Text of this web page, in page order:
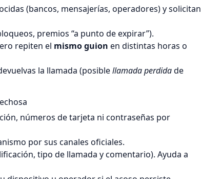
(bancos, mensajerías, operadores) y solicitan
premios “a punto de expirar”).
repiten el mismo guion en distintas horas o
la llamada (posiblellamada perdidade
números de tarjeta ni contraseñas por
por sus canales oficiales.
tipo de llamada y comentario). Ayuda a